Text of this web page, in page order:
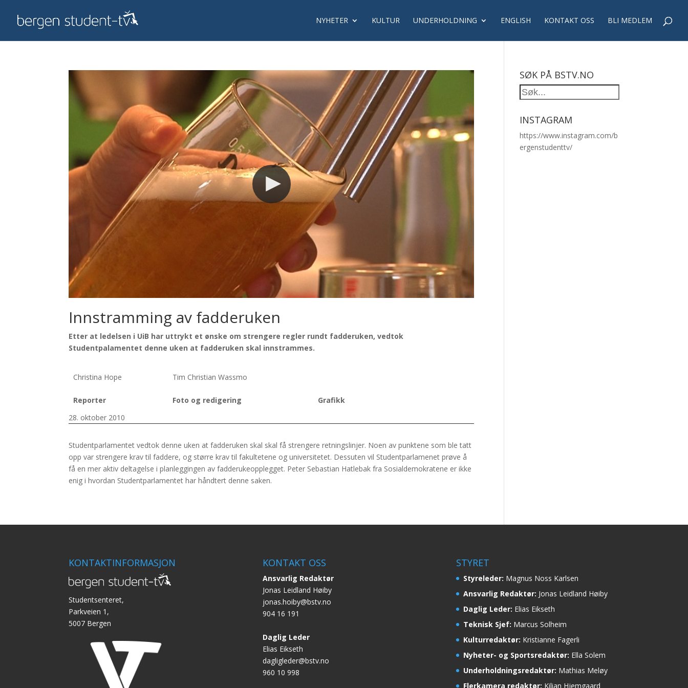
NYHETER KULTUR UNDERHOLDNING ENGLISH KONTAKT OSS BLI MEDLEM
Innstramming av fadderuken
Etter at ledelsen i UiB har uttrykt et ønske om strengere regler rundt fadderuken, vedtok
Studentpalamentet denne uken at fadderuken skal innstrammes.
Christina Hope Tim Christian Wassmo
Reporter Foto og redigering
Grafikk
28. oktober 2010
Studentparlamentet vedtok denne uken at fadderuken skal skal få strengere retningslinjer. Noen av punktene som ble tatt
opp var strengere krav til faddere, og større krav til fakultetene og universitetet. Dessuten vil Studentparlamenet prøve å
få en mer aktiv deltagelse i planleggingen av fadderukeopplegget. Peter Sebastian Hatlebak fra Sosialdemokratene er ikke
enig i hvordan Studentparlamentet har håndtert denne saken.
SØK PÅ BSTV.NO
INSTAGRAM
https://www.instagram.com/b
ergenstudenttv/
KONTAKTINFORMASJON
Studentsenteret,
Parkveien 1,
5007 Bergen
KONTAKT OSS
Ansvarlig Redaktør
Jonas Leidland Høiby
jonas.hoiby@bstv.no
904 16 191
Daglig Leder
Elias Eikseth
dagligleder@bstv.no
960 10 998
STYRET
Styreleder: Magnus Noss Karlsen
Ansvarlig Redaktør: Jonas Leidland Høiby
Daglig Leder: Elias Eikseth
Teknisk Sjef: Marcus Solheim
Kulturredaktør: Kristianne Fagerli
Nyheter- og Sportsredaktør: Ella Solem
Underholdningsredaktør: Mathias Meløy
Flerkamera redaktør: Kilian Hjemgaard